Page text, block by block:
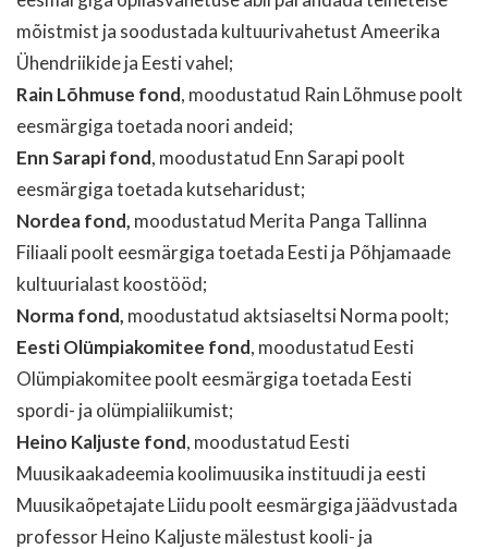
mõistmist ja soodustada kultuurivahetust Ameerika
Ühendriikide ja Eesti vahel;
Rain Lõhmuse fond, moodustatud Rain Lõhmuse poolt
eesmärgiga toetada noori andeid;
Enn Sarapi fond, moodustatud Enn Sarapi poolt
eesmärgiga toetada kutseharidust;
Nordea fond, moodustatud Merita Panga Tallinna
Filiaali poolt eesmärgiga toetada Eesti ja Põhjamaade
kultuurialast koostööd;
Norma fond, moodustatud aktsiaseltsi Norma poolt;
Eesti Olümpiakomitee fond, moodustatud Eesti
Olümpiakomitee poolt eesmärgiga toetada Eesti
spordi- ja olümpialiikumist;
Heino Kaljuste fond, moodustatud Eesti
Muusikaakadeemia koolimuusika instituudi ja eesti
Muusikaõpetajate Liidu poolt eesmärgiga jäädvustada
professor Heino Kaljuste mälestust kooli- ja